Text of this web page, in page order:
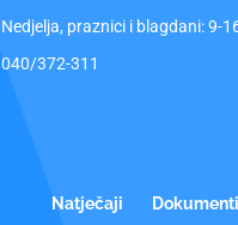
Nedjelja, praznici i blagdani: 9-
040/372-311
Natječaji Dokumenti